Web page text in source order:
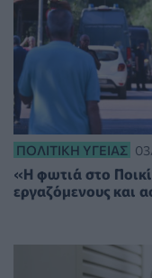
ΠΟΛΙΤΙΚΉ ΥΓΕΊΑΣ
«Η φωτιά στο
εργαζόμενους και